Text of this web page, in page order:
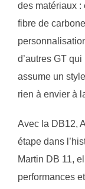
des matériaux :
fibre de
d’autres GT
assume un
rien à envier à
Avec la DB12,
étape dans
Martin DB 11,
performances